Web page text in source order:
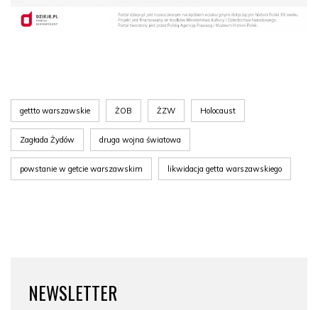
gettto warszawskie ŻOB ŻZW Holocaust
Zagłada Żydów druga wojna światowa
powstanie w getcie warszawskim likwidacja getta warszawskiego
NEWSLETTER